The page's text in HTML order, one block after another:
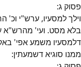
פסוק ג:
וילך למסעיו, ערש"י וכ'
בלא מסט. ועי' מהרש"א
דלמסעיו משמע אפי'
ממנו סוגיא דשמעתין: